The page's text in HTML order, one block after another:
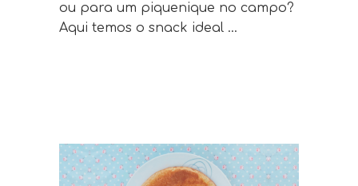
ou para um piquenique no campo?
Aqui temos o snack ideal